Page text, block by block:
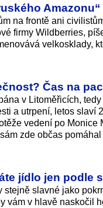
na frontě ani
firmy Wildberries,
velkosklady,
Čas na
v Litoměřicích,
a utrpení, letos slaví
vedení po Monice
zde občas
jídlo jen podle
stejně slavné jako
vám v hlavě naskočil